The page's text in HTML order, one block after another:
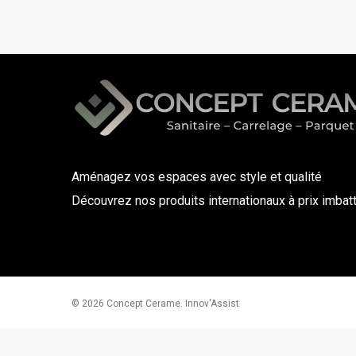
Aménagez vos espaces avec style et qualité
Découvrez nos produits internationaux à prix
© 2026 Concept Cerame. Innov'Assist